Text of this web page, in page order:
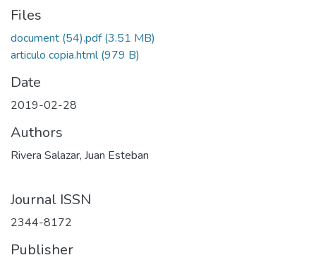
Files
document (54).pdf(3.51 MB)
articulo copia.html(979 B)
Date
2019-02-28
Authors
Rivera Salazar, Juan Esteban
Journal ISSN
2344-8172
Publisher